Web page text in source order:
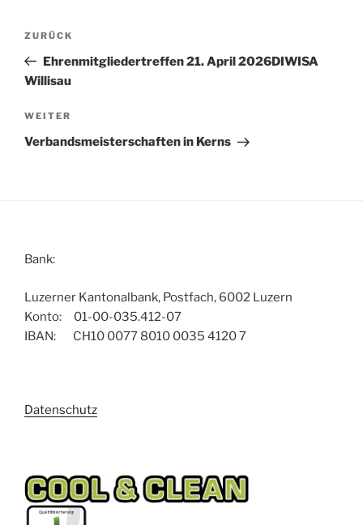
Beitragsnavigation
Vorheriger
Beitrag
ZURÜCK
Ehrenmitgliedertreffen 21. April 2026DIWISA
Willisau
Nächster
Beitrag
WEITER
Verbandsmeisterschaften in Kerns
Bank:
Luzerner Kantonalbank, Postfach, 6002 Luzern
Konto: 01-00-035.412-07
IBAN: CH10 0077 8010 0035 4120 7
Datenschutz